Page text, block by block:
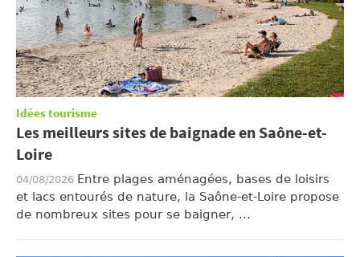
Idées tourisme
Les meilleurs sites de baignade en Saône-et-
Loire
04/08/2026 Entre plages aménagées, bases de loisirs
et lacs entourés de nature, la Saône-et-Loire propose
de nombreux sites pour se baigner, ...